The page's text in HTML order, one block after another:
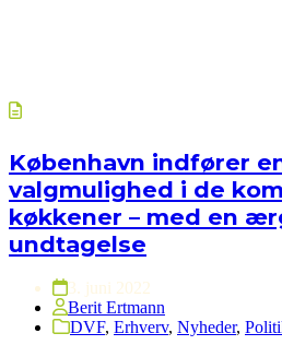
København indfører
valgmulighed i de
køkkener – med en
undtagelse
3. juni 2022
Berit Ertmann
DVF, Erhverv, Nyheder,